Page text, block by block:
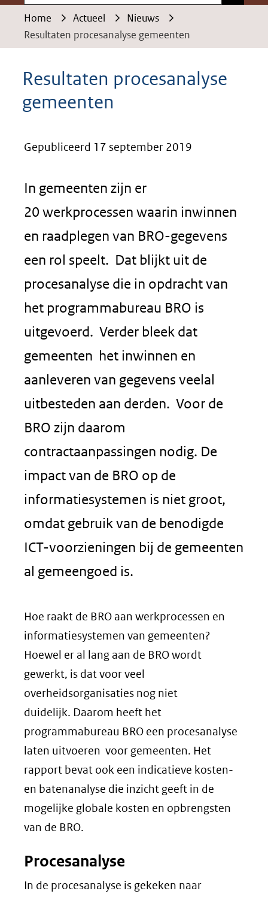
Home Actueel
Nieuws
Resultaten procesanalyse gemeenten
Resultaten procesanalyse
gemeenten
Gepubliceerd 17 september 2019
In gemeenten zijn er
20 werkprocessen waarin inwinnen
en raadplegen van BRO-gegevens
een rol speelt. Dat blijkt uit de
procesanalyse die in opdracht van
het programmabureau BRO is
uitgevoerd. Verder bleek dat
gemeenten het inwinnen en
aanleveren van gegevens veelal
uitbesteden aan derden. Voor de
BRO zijn daarom
contractaanpassingen nodig. De
impact van de BRO op de
informatiesystemen is niet groot,
omdat gebruik van de benodigde
ICT-voorzieningen bij de gemeenten
al gemeengoed is.
Hoe raakt de BRO aan werkprocessen en
informatiesystemen van gemeenten?
Hoewel er al lang aan de BRO wordt
gewerkt, is dat voor veel
overheidsorganisaties nog niet
duidelijk. Daarom heeft het
programmabureau BRO een procesanalyse
laten uitvoeren voor gemeenten. Het
rapport bevat ook een indicatieve kosten-
en batenanalyse die inzicht geeft in de
mogelijke globale kosten en opbrengsten
van de BRO.
Procesanalyse
In de procesanalyse is gekeken naar